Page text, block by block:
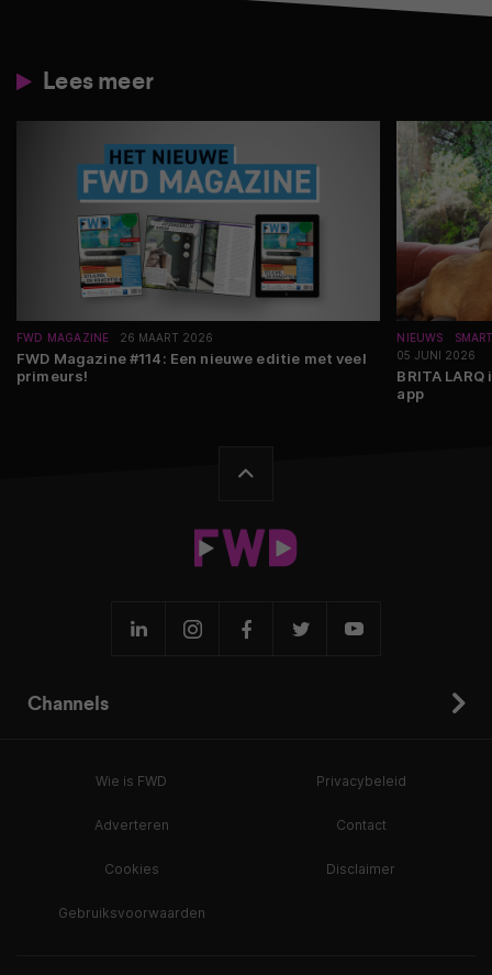
Lees meer
FWD MAGAZINE 26 MAART 2026
FWD Magazine #114: Een nieuwe editie met veel
primeurs!
NIEUWS
05 JUNI 2026
BRITA
app
Channels
Wie is FWD Privacybeleid
Adverteren Contact
Cookies Disclaimer
Gebruiksvoorwaarden